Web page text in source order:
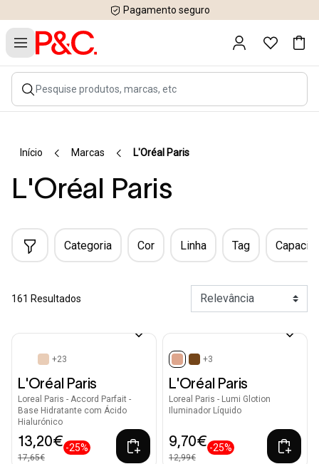
Pagamento seguro
Início Marcas L'Oréal Paris
L'Oréal Paris
Categoria Cor Linha Tag
161 Resultados
+23
L'Oréal Paris
Loreal Paris - Accord Parfait -
Base Hidratante com Ácido
Hialurónico
13,20€
17,65€
-25%
selected
+3
L'Oréal Paris
Loreal Paris - Lumi Glotion
Iluminador Líquido
9,70€
12,99€
-25%